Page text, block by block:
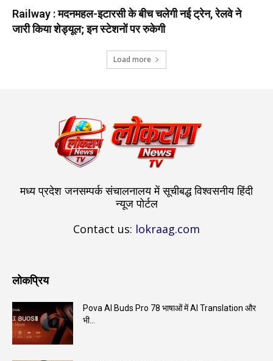
Railway : मदनमहल-इटारसी के बीच चलेगी नई ट्रेन, रेलवे ने
जारी किया शेड्यूल; इन स्टेशनों पर रुकेगी
Load more
मध्य प्रदेश जनसम्पर्क संचालनालय में सूचीबद्ध विश्वसनीय हिंदी
न्यूज पोर्टल
Contact us: lokraag.com
लोकप्रिय
Pova AI Buds Pro 78 भाषाओं में AI Translation और
भी...